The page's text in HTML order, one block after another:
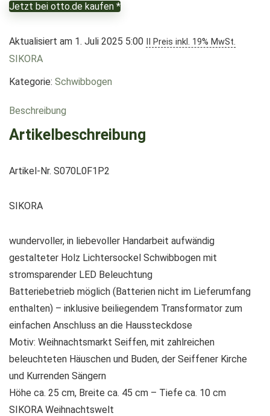
Jetzt bei otto.de kaufen *
Aktualisiert am 1. Juli 2025 5:00 II Preis inkl. 19% MwSt.
SIKORA
Kategorie: Schwibbogen
Beschreibung
Artikelbeschreibung
Artikel-Nr. S070L0F1P2
SIKORA
wundervoller, in liebevoller Handarbeit aufwändig
gestalteter Holz Lichtersockel Schwibbogen mit
stromsparender LED Beleuchtung
Batteriebetrieb möglich (Batterien nicht im Lieferumfang
enthalten) – inklusive beiliegendem Transformator zum
einfachen Anschluss an die Haussteckdose
Motiv: Weihnachtsmarkt Seiffen, mit zahlreichen
beleuchteten Häuschen und Buden, der Seiffener Kirche
und Kurrenden Sängern
Höhe ca. 25 cm, Breite ca. 45 cm – Tiefe ca. 10 cm
SIKORA Weihnachtswelt